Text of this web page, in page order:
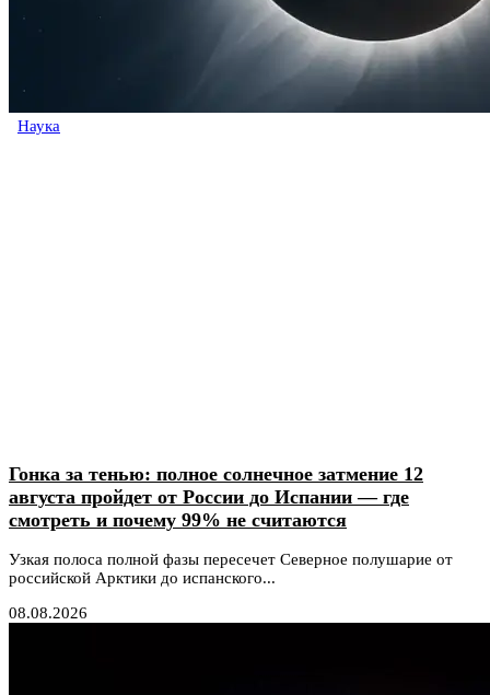
Наука
Гонка за тенью: полное солнечное затмение 12
августа пройдет от России до Испании — где
смотреть и почему 99% не считаются
Узкая полоса полной фазы пересечет Северное полушарие от
российской Арктики до испанского...
08.08.2026